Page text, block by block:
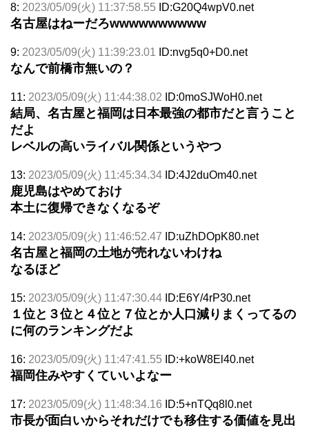
8: 2023/05/09(火) 11:37:58.55 ID:G20Q4wpV0.net
名古屋はねーだろwwwwwwwwww
9: 2023/05/09(火) 11:39:23.01 ID:nvg5q0+D0.net
なんで前橋市無いの？
11: 2023/05/09(火) 11:44:38.02 ID:0moSJWoH0.net
結局、名古屋と福岡は日本最強の都市だと言うこと
だよ
レベルの高いライバル関係というやつ
13: 2023/05/09(火) 11:45:34.34 ID:4J2duOm40.net
鹿児島はやめておけ
本土に復帰できなくなるぞ
14: 2023/05/09(火) 11:46:52.47 ID:uZhDOpK80.net
名古屋と福岡の土地が売れないわけね
なるほど
15: 2023/05/09(火) 11:47:30.44 ID:E6Y/4rP30.net
１位と３位と４位と７位とか人口減りまくってるの
に何のランキングだよ
16: 2023/05/09(火) 11:47:41.55 ID:+koW8El40.net
福岡住みやすくていいよなー
17: 2023/05/09(火) 11:48:34.16 ID:5+nTQq8l0.net
市長が面白いからそれだけでも移住する価値を見出